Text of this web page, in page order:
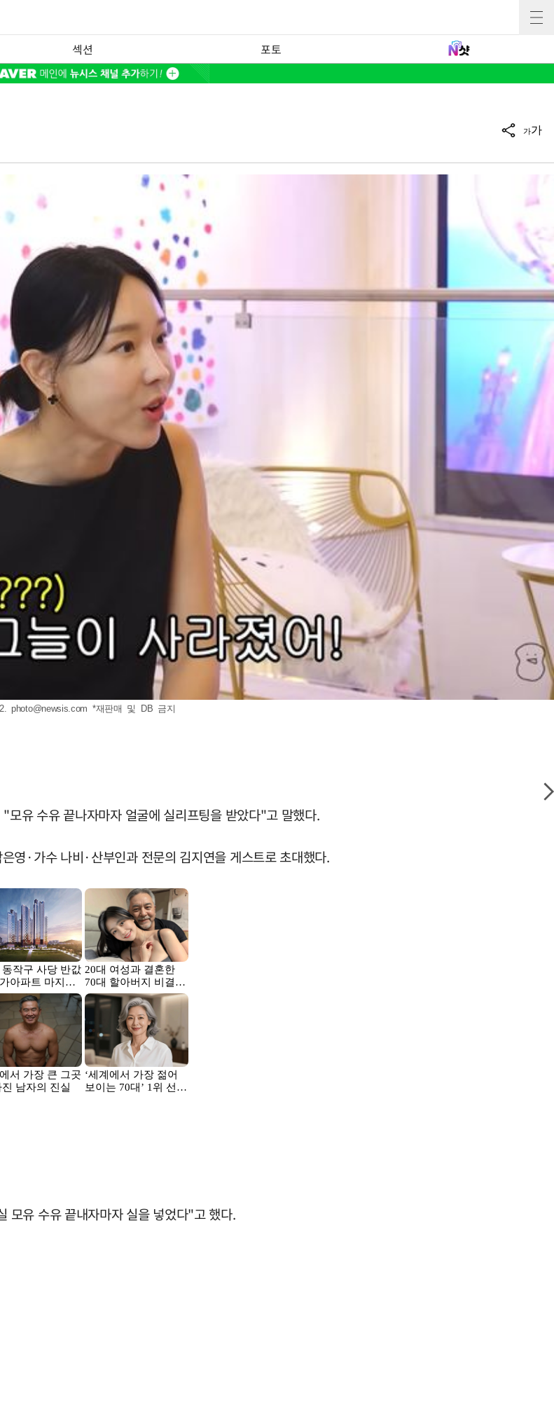
섹션 포토
가가
photo@newsis.com *재판매 및 DB 금지
유 수유 끝나자마자 얼굴에 실리프팅을 받았다"고 말했다.
영·가수 나비·산부인과 전문의 김지연을 게스트로 초대했다.
모유 수유 끝내자마자 실을 넣었다"고 했다.